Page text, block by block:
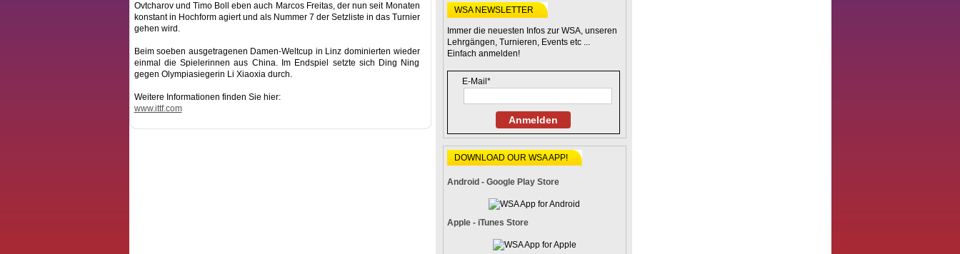
Ovtcharov und Timo Boll eben auch Marcos Freitas, der nun seit Monaten
konstant in Hochform agiert und als Nummer 7 der Setzliste in das Turnier
gehen wird.
Beim soeben ausgetragenen Damen-Weltcup in Linz dominierten wieder
einmal die Spielerinnen aus China. Im Endspiel setzte sich Ding Ning
gegen Olympiasiegerin Li Xiaoxia durch.
Weitere Informationen finden Sie hier:
www.ittf.com
WSA NEWSLETTER
Immer die neuesten Infos zur WSA, unseren
Lehrgängen, Turnieren, Events etc ...
Einfach anmelden!
E-Mail*
Anmelden
DOWNLOAD OUR WSA APP!
Android - Google Play Store
Apple - iTunes Store